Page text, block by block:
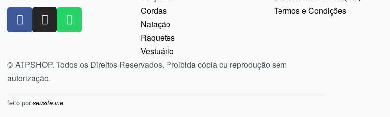
Cordas
Natação
Raquetes
Vestuário
Termos e Condições
© ATPSHOP. Todos os Direitos Reservados. Proibida cópia ou reprodução sem
autorização.
feito por seusite.me